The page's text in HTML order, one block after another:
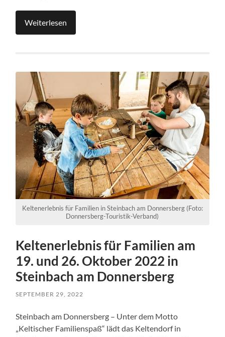
Weiterlesen
Keltenerlebnis für Familien in Steinbach am Donnersberg (Foto:
Donnersberg-Touristik-Verband)
Keltenerlebnis für Familien am
19. und 26. Oktober 2022 in
Steinbach am Donnersberg
SEPTEMBER 29, 2022
Steinbach am Donnersberg – Unter dem Motto
„Keltischer Familienspaß“ lädt das Keltendorf in